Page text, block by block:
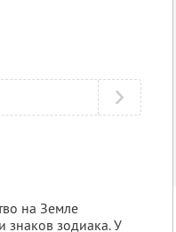
на Земле
знаков зодиака. У